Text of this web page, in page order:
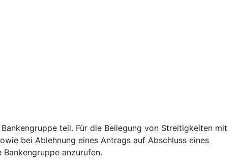
teil. Für die Beilegung von Streitigkeiten mit
bei Ablehnung eines Antrags auf Abschluss eines
anzurufen.